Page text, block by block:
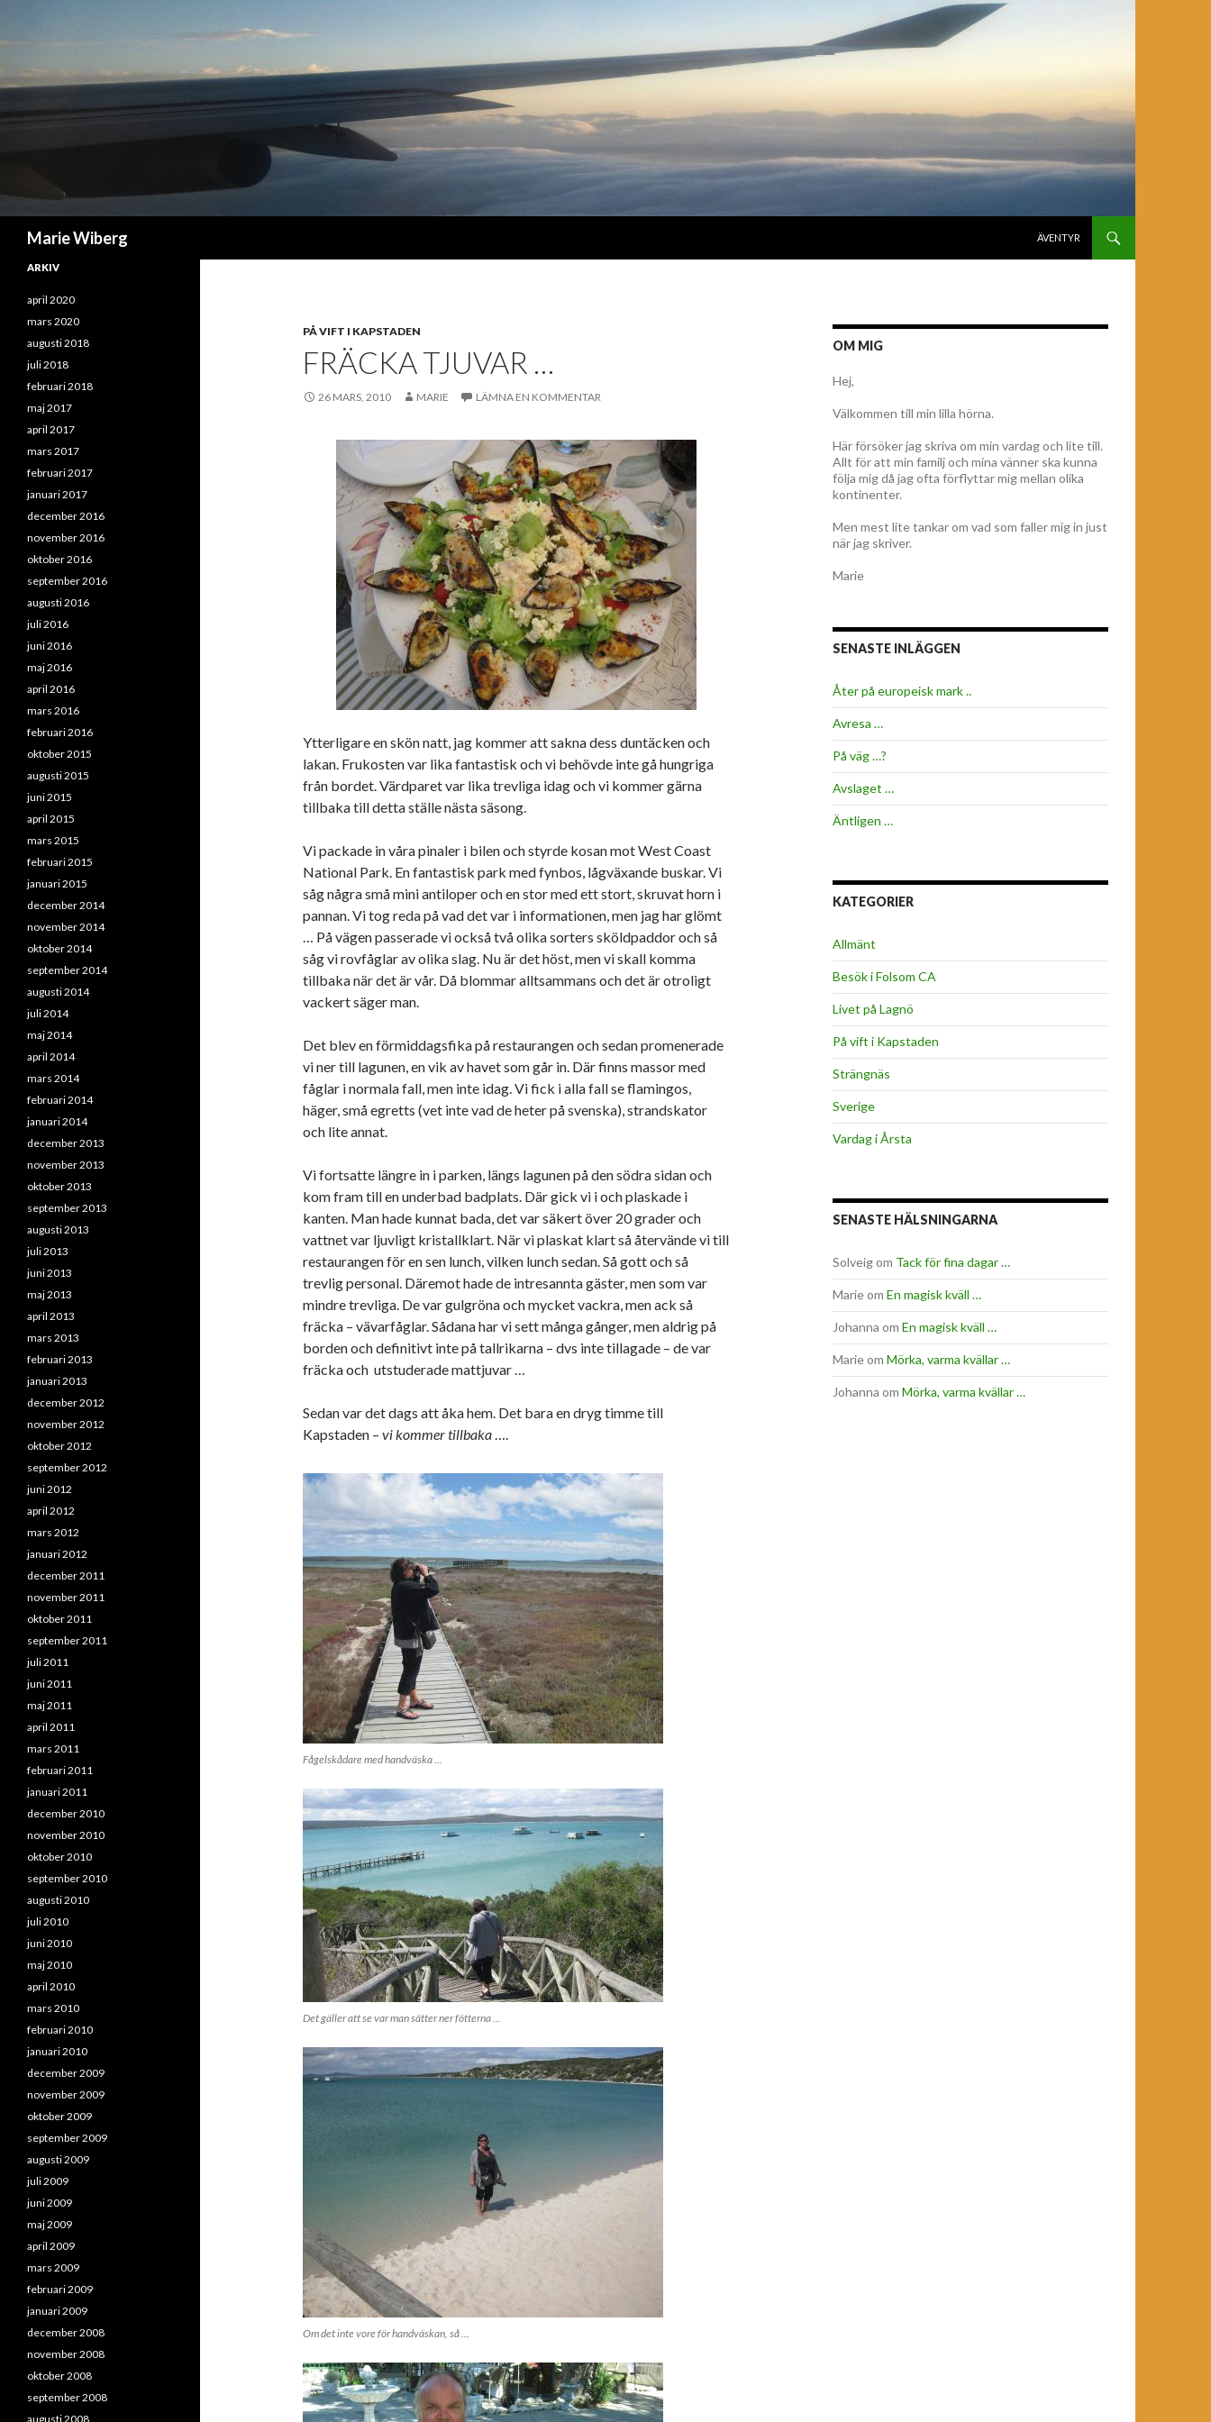
Marie Wiberg
ÄVENTYR
PÅ VIFT I KAPSTADEN
FRÄCKA TJUVAR …
26 MARS, 2010 MARIE LÄMNA EN KOMMENTAR
Ytterligare en skön natt, jag kommer att sakna dess duntäcken och
lakan. Frukosten var lika fantastisk och vi behövde inte gå hungriga
från bordet. Värdparet var lika trevliga idag och vi kommer gärna
tillbaka till detta ställe nästa säsong.
Vi packade in våra pinaler i bilen och styrde kosan mot West Coast
National Park. En fantastisk park med fynbos, lågväxande buskar. Vi
såg några små mini antiloper och en stor med ett stort, skruvat horn i
pannan. Vi tog reda på vad det var i informationen, men jag har glömt
… På vägen passerade vi också två olika sorters sköldpaddor och så
såg vi rovfåglar av olika slag. Nu är det höst, men vi skall komma
tillbaka när det är vår. Då blommar alltsammans och det är otroligt
vackert säger man.
Det blev en förmiddagsfika på restaurangen och sedan promenerade
vi ner till lagunen, en vik av havet som går in. Där finns massor med
fåglar i normala fall, men inte idag. Vi fick i alla fall se flamingos,
häger, små egretts (vet inte vad de heter på svenska), strandskator
och lite annat.
Vi fortsatte längre in i parken, längs lagunen på den södra sidan och
kom fram till en underbad badplats. Där gick vi i och plaskade i
kanten. Man hade kunnat bada, det var säkert över 20 grader och
vattnet var ljuvligt kristallklart. När vi plaskat klart så återvände vi till
restaurangen för en sen lunch, vilken lunch sedan. Så gott och så
trevlig personal. Däremot hade de intresannta gäster, men som var
mindre trevliga. De var gulgröna och mycket vackra, men ack så
fräcka – vävarfåglar. Sådana har vi sett många gånger, men aldrig på
borden och definitivt inte på tallrikarna – dvs inte tillagade – de var
fräcka och utstuderade mattjuvar …
Sedan var det dags att åka hem. Det bara en dryg timme till
Kapstaden – vi kommer tillbaka….
Fågelskådare med handväska ...
Det gäller att se var man sätter ner fötterna ...
Om det inte vore för handväskan, så ...
OM MIG
Hej,
Välkommen till min lilla hörna.
Här försöker jag skriva om min vardag och lite till.
Allt för att min familj och mina vänner ska kunna
följa mig då jag ofta förflyttar mig mellan olika
kontinenter.
Men mest lite tankar om vad som faller mig in just
när jag skriver.
Marie
SENASTE INLÄGGEN
Åter på europeisk mark ..
Avresa …
På väg …?
Avslaget …
Äntligen …
KATEGORIER
Allmänt
Besök i Folsom CA
Livet på Lagnö
På vift i Kapstaden
Strängnäs
Sverige
Vardag i Årsta
SENASTE HÄLSNINGARNA
Solveigom Tack för fina dagar …
Marieom En magisk kväll …
Johanna om En magisk kväll …
Marieom Mörka, varma kvällar …
Johanna om Mörka, varma kvällar …
ARKIV
april 2020
mars 2020
augusti 2018
juli 2018
februari 2018
maj 2017
april 2017
mars 2017
februari 2017
januari 2017
december 2016
november 2016
oktober 2016
september 2016
augusti 2016
juli 2016
juni 2016
maj 2016
april 2016
mars 2016
februari 2016
oktober 2015
augusti 2015
juni 2015
april 2015
mars 2015
februari 2015
januari 2015
december 2014
november 2014
oktober 2014
september 2014
augusti 2014
juli 2014
maj 2014
april 2014
mars 2014
februari 2014
januari 2014
december 2013
november 2013
oktober 2013
september 2013
augusti 2013
juli 2013
juni 2013
maj 2013
april 2013
mars 2013
februari 2013
januari 2013
december 2012
november 2012
oktober 2012
september 2012
juni 2012
april 2012
mars 2012
januari 2012
december 2011
november 2011
oktober 2011
september 2011
juli 2011
juni 2011
maj 2011
april 2011
mars 2011
februari 2011
januari 2011
december 2010
november 2010
oktober 2010
september 2010
augusti 2010
juli 2010
juni 2010
maj 2010
april 2010
mars 2010
februari 2010
januari 2010
december 2009
november 2009
oktober 2009
september 2009
augusti 2009
juli 2009
juni 2009
maj 2009
april 2009
mars 2009
februari 2009
januari 2009
december 2008
november 2008
oktober 2008
september 2008
augusti 2008